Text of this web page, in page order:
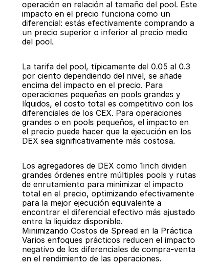
operación en relación al tamaño del pool. Este
impacto en el precio funciona como un
diferencial: estás efectivamente comprando a
un precio superior o inferior al precio medio
del pool.
La tarifa del pool, típicamente del 0.05 al 0.3
por ciento dependiendo del nivel, se añade
encima del impacto en el precio. Para
operaciones pequeñas en pools grandes y
líquidos, el costo total es competitivo con los
diferenciales de los CEX. Para operaciones
grandes o en pools pequeños, el impacto en
el precio puede hacer que la ejecución en los
DEX sea significativamente más costosa.
Los agregadores de DEX como 1inch dividen
grandes órdenes entre múltiples pools y rutas
de enrutamiento para minimizar el impacto
total en el precio, optimizando efectivamente
para la mejor ejecución equivalente a
encontrar el diferencial efectivo más ajustado
entre la liquidez disponible.
Minimizando Costos de Spread en la Práctica
Varios enfoques prácticos reducen el impacto
negativo de los diferenciales de compra-venta
en el rendimiento de las operaciones.